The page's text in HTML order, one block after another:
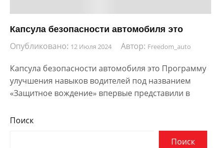
Капсула безопасности автомобиля это
Опубликовано: 12 Июля 2024 Автор: Freedom_auto
Капсула безопасности автомобиля это Программу
улучшения навыков водителей под названием
«Защитное вождение» впервые представили в
Поиск
Поиск